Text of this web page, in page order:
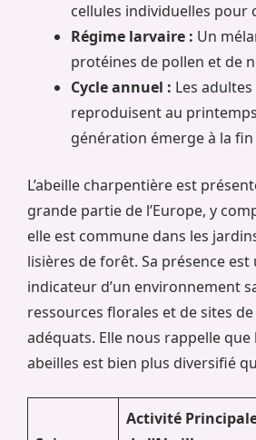
cellules individuelles pour
Régime larvaire : Un
protéines de pollen et de
Cycle annuel : Les
reproduisent au
génération émerge à la fin
L’abeille charpentière est
grande partie de l’Europe, y
elle est commune dans les
lisières de forêt. Sa présence est
indicateur d’un environnement
ressources florales et de sites
adéquats. Elle nous rappelle que
abeilles est bien plus diversifié
Activité